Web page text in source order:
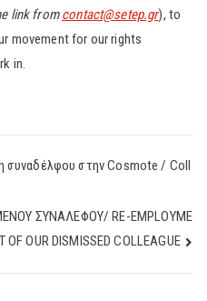
link fromcontact@setep.gr), to
movement for our rights
in.
συναδέλφου στην Cosmote / Coll
ΣΥΝΑΛΕΦΟΥ/ RE-EMPLOYME
OF OUR DISMISSED COLLEAGUE